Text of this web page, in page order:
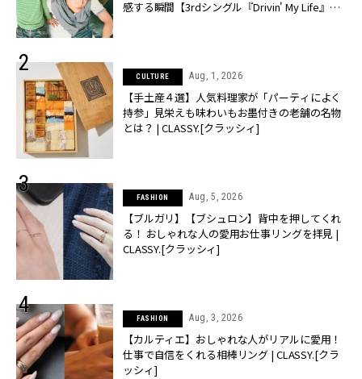
感する瞬間【3rdシングル『Drivin' My Life』発
CULTURE Aug, 1, 2026
【手土産４選】人気料理家が「パーティによく
持参」見栄えも味わいもお墨付きの老舗の名物
とは？ | CLASSY.[クラッシィ]
FASHION Aug, 5, 2026
【ブルガリ】【ブシュロン】背中を押してくれ
る！ おしゃれな人の愛用お仕事リングを拝見 |
CLASSY.[クラッシィ]
FASHION Aug, 3, 2026
【カルティエ】おしゃれな人がリアルに愛用！
仕事で自信をくれる相棒リング | CLASSY.[クラ
ッシィ]